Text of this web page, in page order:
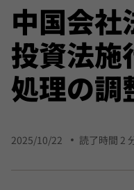
中国会社
投資法施
処理の調
2025/10/22 読了時間 2